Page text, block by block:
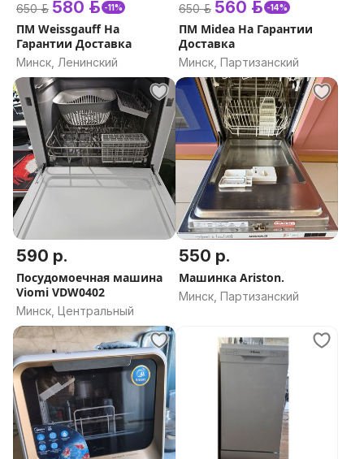
650 р. 580 р. -11%
ПМ Weissgauff На
Гарантии Доставка
Минск, Ленинский
650 р. 560 р. -14%
ПМ Midea На Гарантии
Доставка
Минск, Партизанский
590 р.
Посудомоечная машина
Viomi VDW0402
Минск, Центральный
550 р.
Машинка Ariston.
Минск, Партизанский